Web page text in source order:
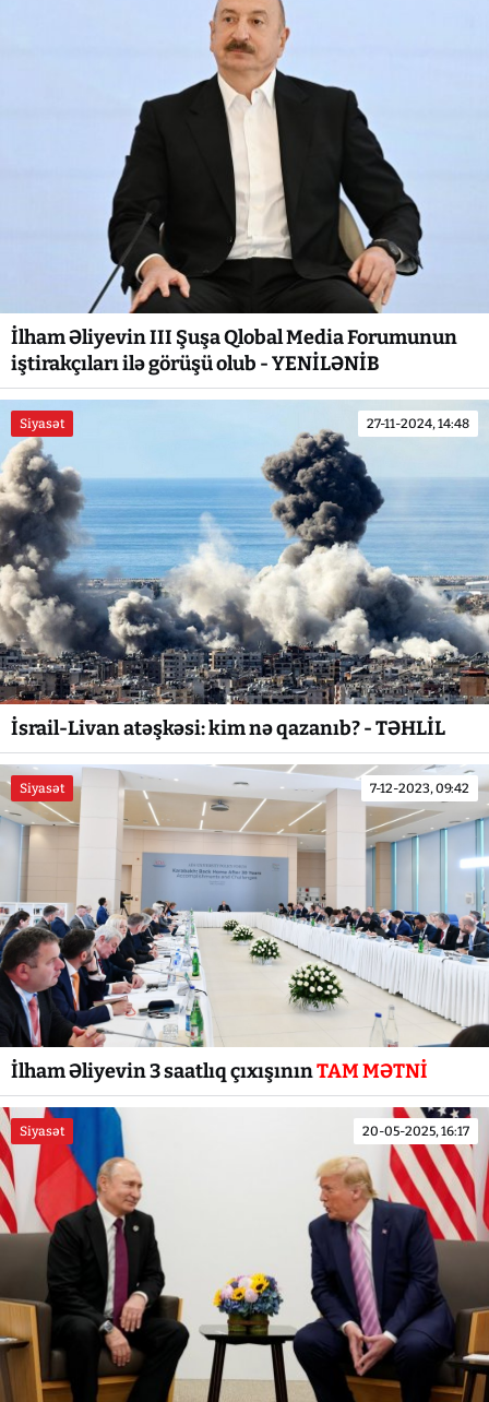
İlham Əliyevin III Şuşa Qlobal Media Forumunun
iştirakçıları ilə görüşü olub - YENİLƏNİB
Siyasət 27-11-2024, 14:48
İsrail-Livan atəşkəsi: kim nə qazanıb? - TƏHLİL
Siyasət 7-12-2023, 09:42
İlham Əliyevin 3 saatlıq çıxışınınTAM MƏTNİ
Siyasət 20-05-2025, 16:17